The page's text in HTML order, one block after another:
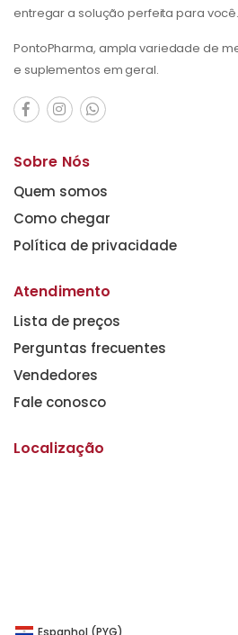
entregar a solução perfeita para você.
PontoPharma, ampla variedade de
e suplementos em geral.
Sobre Nós
Quem somos
Como chegar
Política de privacidade
Atendimento
Lista de preços
Perguntas frecuentes
Vendedores
Fale conosco
Localização
Espanhol (PYG)